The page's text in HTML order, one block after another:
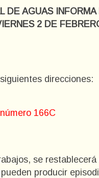
DE AGUAS
2 DE
direcciones:
166C
se
producir